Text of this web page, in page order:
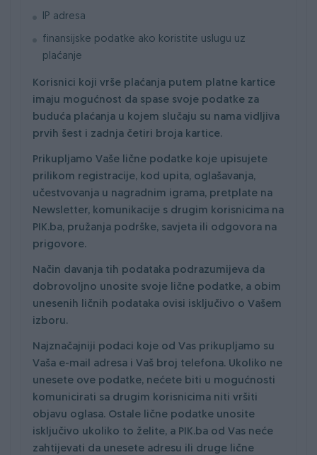
IP adresa
finansijske podatke ako koristite uslugu uz
plaćanje
Korisnici koji vrše plaćanja putem platne kartice
imaju mogućnost da spase svoje podatke za
buduća plaćanja u kojem slučaju su nama vidljiva
prvih šest i zadnja četiri broja kartice.
Prikupljamo Vaše lične podatke koje upisujete
prilikom registracije, kod upita, oglašavanja,
učestvovanja u nagradnim igrama, pretplate na
Newsletter, komunikacije s drugim korisnicima na
PIK.ba, pružanja podrške, savjeta ili odgovora na
prigovore.
Način davanja tih podataka podrazumijeva da
dobrovoljno unosite svoje lične podatke, a obim
unesenih ličnih podataka ovisi isključivo o Vašem
izboru.
Najznačajniji podaci koje od Vas prikupljamo su
Vaša e-mail adresa i Vaš broj telefona. Ukoliko ne
unesete ove podatke, nećete biti u mogućnosti
komunicirati sa drugim korisnicima niti vršiti
objavu oglasa. Ostale lične podatke unosite
isključivo ukoliko to želite, a PIK.ba od Vas neće
zahtijevati da unesete adresu ili druge lične